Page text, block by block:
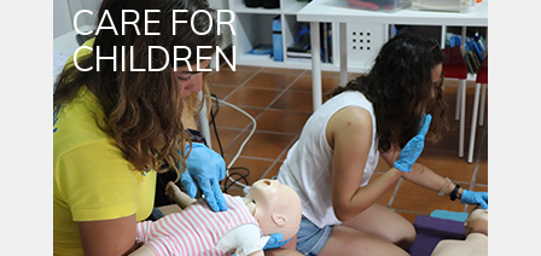
CARE FOR
CHILDREN